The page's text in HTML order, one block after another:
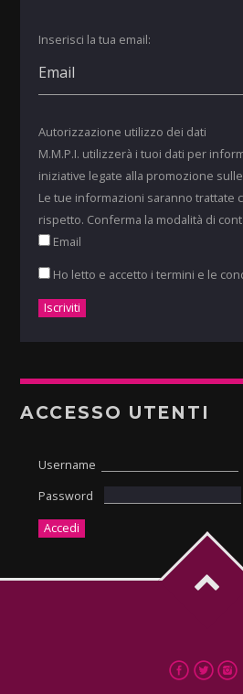
Inserisci la tua email:
Autorizzazione utilizzo dei dati
M.M.P.I. utilizzerà i tuoi dati per
iniziative legate alla promozione
Le tue informazioni saranno trattate
rispetto. Conferma la modalità di
Email
Ho letto e accetto i termini e le
ACCESSO UTENTI
Username
Password